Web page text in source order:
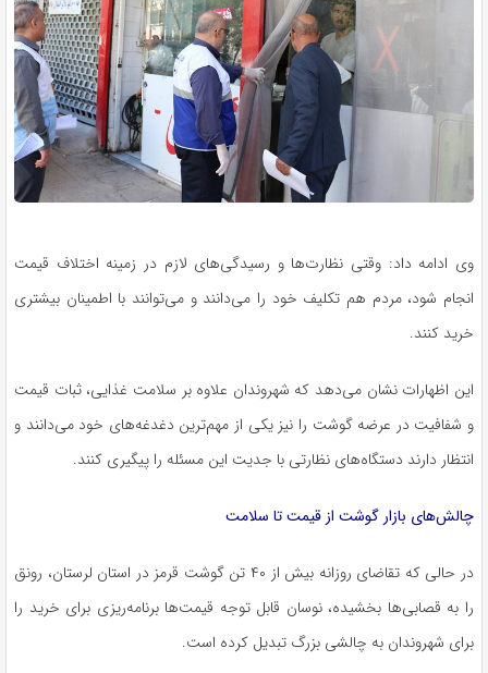
وی ادامه داد: وقتی نظارت‌ها و رسیدگی‌های لازم در زمینه اختلاف قیمت
انجام شود، مردم هم تکلیف خود را می‌دانند و می‌توانند با اطمینان بیشتری
خرید کنند.
این اظهارات نشان می‌دهد که شهروندان علاوه بر سلامت غذایی، ثبات قیمت
و شفافیت در عرضه گوشت را نیز یکی از مهم‌ترین دغدغه‌های خود می‌دانند و
انتظار دارند دستگاه‌های نظارتی با جدیت این مسئله را پیگیری کنند.
چالش‌های بازار گوشت از قیمت تا سلامت
در حالی که تقاضای روزانه بیش از ۴۰ تن گوشت قرمز در استان لرستان، رونق
را به قصابی‌ها بخشیده، نوسان قابل توجه قیمت‌ها برنامه‌ریزی برای خرید را
برای شهروندان به چالشی بزرگ تبدیل کرده است.